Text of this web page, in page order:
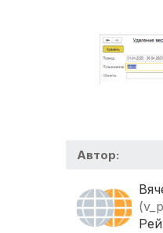
Автор: